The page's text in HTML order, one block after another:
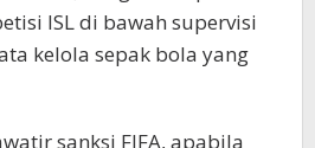
ISL di bawah supervisi
kelola sepak bola yang
sanksi FIFA, apabila